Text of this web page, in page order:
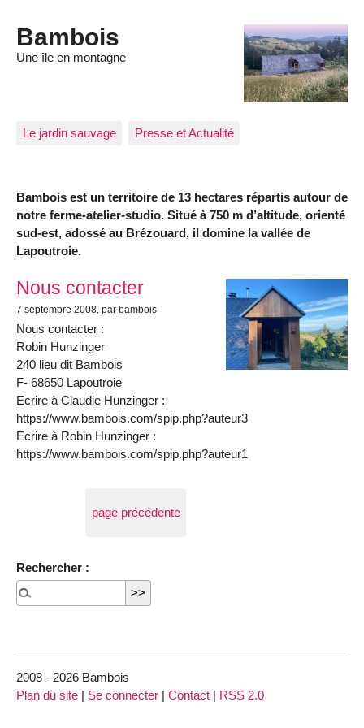
Bambois
Une île en montagne
Le jardin sauvage Presse et Actualité
Bambois est un territoire de 13 hectares répartis autour de
notre ferme-atelier-studio. Situé à 750 m d’altitude, orienté
sud-est, adossé au Brézouard, il domine la vallée de
Lapoutroie.
Articles les plus récents
Nous contacter
7 septembre 2008, par bambois
Nous contacter :
Robin Hunzinger
240 lieu dit Bambois
F- 68650 Lapoutroie
Ecrire à Claudie Hunzinger :
https://www.bambois.com/spip.php?auteur3
Ecrire à Robin Hunzinger :
https://www.bambois.com/spip.php?auteur1
page précédente
Rechercher :
2008 - 2026 Bambois
Plan du site | Se connecter | Contact | RSS 2.0